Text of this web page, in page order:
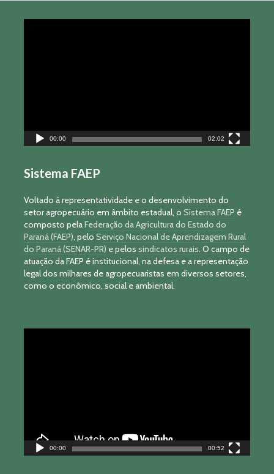
00:00 02:02
Sistema FAEP
Voltado à representatividade e o desenvolvimento do
setor agropecuário em âmbito estadual, o Sistema FAEP é
composto pelaFederação da Agricultura do Estado do
Paraná (FAEP), pelo Serviço Nacional de Aprendizagem Rural
do Paraná (SENAR-PR) e pelos sindicatos rurais. O campo de
atuação da FAEP é institucional, na defesa e a representação
legal dos milhares de agropecuaristas em diversos setores,
como o econômico, social e ambiental.
00:00 00:52